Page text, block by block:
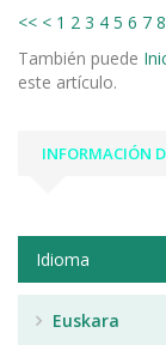
<< < 1 2 3 4 5 6 7 8
También puede
este artículo.
INFORMACIÓN
Idioma
Euskara